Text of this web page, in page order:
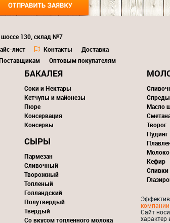
130, склад №7
лист Контакты
Доставка
Оптовым покупателям
БАКАЛЕЯ
Соки и Нектары
Кетчупы и майонезы
Пюре
Консервация
Консервы
СЫРЫ
Пармезан
Сливочный
Творожный
Топленый
Голландский
Полутвердый
Твердый
Со вкусом топленного молока
Спреды
Масло
Творог
Пудинг
Молоко
Кефир
Сливки
Сайт
характер